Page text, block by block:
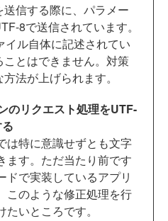
信する際に、パラメー
8で送信されています。
イル自体に記述されてい
とはできません。対策
法が上げられます。
のリクエスト処理をUTF-
は特に意識せずとも文字
ます。ただ当たり前です
ドで実装しているアプリ
このような修正処理を行
いところです。